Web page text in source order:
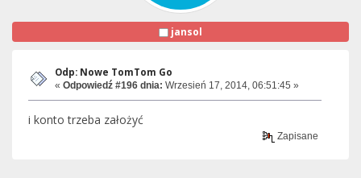
jansol
Odp: Nowe TomTom Go
« Odpowiedź #196 dnia: Wrzesień 17, 2014, 06:51:45 »
i konto trzeba założyć
Zapisane